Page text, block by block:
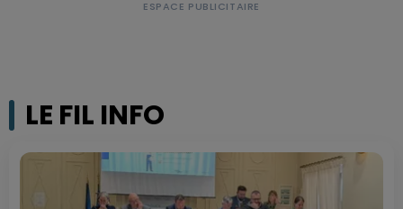
LE FIL INFO